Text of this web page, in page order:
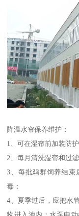
降温水帘保养维护：
1、可在湿帘前加装防
2、每月清洗湿帘和过滤
3、每批鸡群饲养结束
毒；
4、夏季过后，应把水